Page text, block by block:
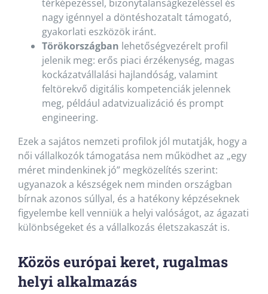
térképezéssel, bizonytalanságkezeléssel és
nagy igénnyel a döntéshozatalt támogató,
gyakorlati eszközök iránt.
Törökországban lehetőségvezérelt profil
jelenik meg: erős piaci érzékenység, magas
kockázatvállalási hajlandóság, valamint
feltörekvő digitális kompetenciák jelennek
meg, például adatvizualizáció és prompt
engineering.
Ezek a sajátos nemzeti profilok jól mutatják, hogy a
női vállalkozók támogatása nem működhet az „egy
méret mindenkinek jó” megközelítés szerint:
ugyanazok a készségek nem minden országban
bírnak azonos súllyal, és a hatékony képzéseknek
figyelembe kell venniük a helyi valóságot, az ágazati
különbségeket és a vállalkozás életszakaszát is.
Közös európai keret, rugalmas
helyi alkalmazás